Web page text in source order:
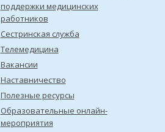
поддержки медицинских
работников
Сестринская служба
Телемедицина
Вакансии
Наставничество
Полезные ресурсы
Образовательные онлайн-
мероприятия